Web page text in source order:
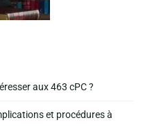
aux 463 cPC ?
et procédures à